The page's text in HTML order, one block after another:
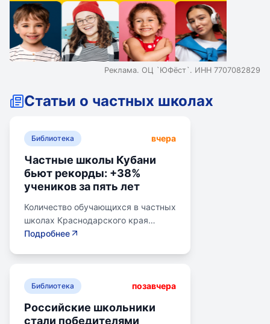
Реклама. ОЦ `ЮФёст`. ИНН 7707082829
Статьи о частных школах
Библиотека вчера
Частные школы Кубани
бьют рекорды: +38%
учеников за пять лет
Количество обучающихся в частных
школах Краснодарского края
выросло на 38% за последние пять
детей. Рост популярности частного
качеством услуг, индивидуальным
Подробнее
Библиотека позавчера
Российские школьники
стали победителями